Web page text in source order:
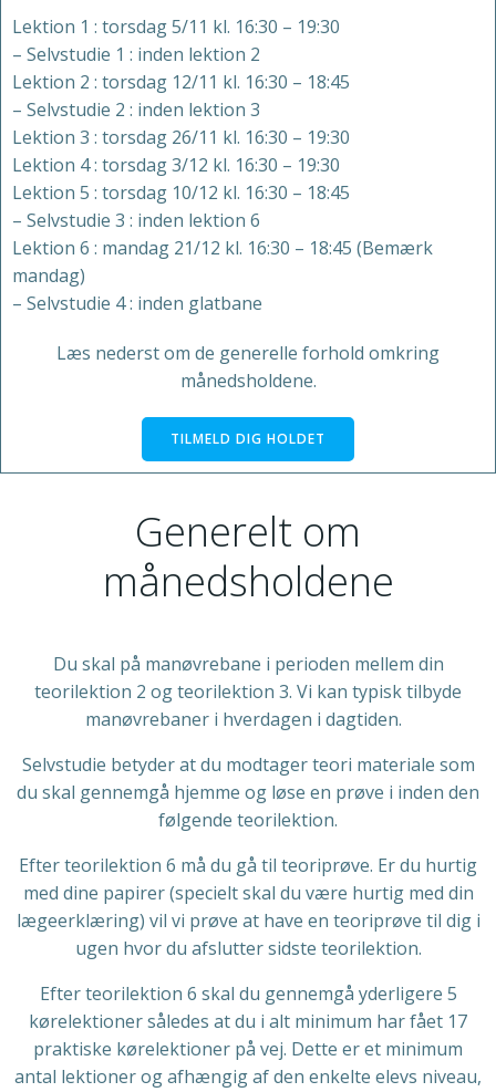
Lektion 1 : torsdag 5/11 kl. 16:30 – 19:30
– Selvstudie 1 : inden lektion 2
Lektion 2 : torsdag 12/11 kl. 16:30 – 18:45
– Selvstudie 2 : inden lektion 3
Lektion 3 : torsdag 26/11 kl. 16:30 – 19:30
Lektion 4 : torsdag 3/12 kl. 16:30 – 19:30
Lektion 5 : torsdag 10/12 kl. 16:30 – 18:45
– Selvstudie 3 : inden lektion 6
Lektion 6 : mandag 21/12 kl. 16:30 – 18:45 (Bemærk
mandag)
– Selvstudie 4 : inden glatbane
Læs nederst om de generelle forhold omkring
månedsholdene.
TILMELD DIG HOLDET
Generelt om
månedsholdene
Du skal på manøvrebane i perioden mellem din
teorilektion 2 og teorilektion 3. Vi kan typisk tilbyde
manøvrebaner i hverdagen i dagtiden.
Selvstudie betyder at du modtager teori materiale som
du skal gennemgå hjemme og løse en prøve i inden den
følgende teorilektion.
Efter teorilektion 6 må du gå til teoriprøve. Er du hurtig
med dine papirer (specielt skal du være hurtig med din
lægeerklæring) vil vi prøve at have en teoriprøve til dig i
ugen hvor du afslutter sidste teorilektion.
Efter teorilektion 6 skal du gennemgå yderligere 5
kørelektioner således at du i alt minimum har fået 17
praktiske kørelektioner på vej. Dette er et minimum
antal lektioner og afhængig af den enkelte elevs niveau,